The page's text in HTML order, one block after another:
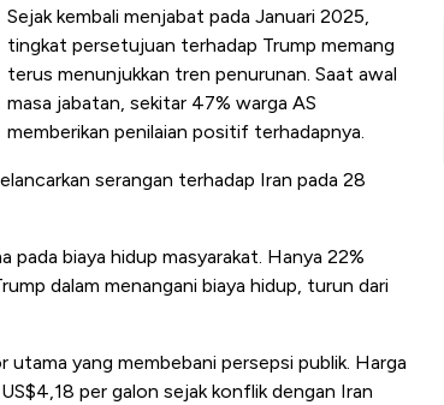
Sejak kembali menjabat pada Januari 2025,
tingkat persetujuan terhadap Trump memang
terus menunjukkan tren penurunan. Saat awal
masa jabatan, sekitar 47% warga AS
memberikan penilaian positif terhadapnya.
serangan terhadap Iran pada 28
pada biaya hidup masyarakat. Hanya 22%
dalam menangani biaya hidup, turun dari
yang membebani persepsi publik. Harga
per galon sejak konflik dengan Iran
Dihadang Inflasi Amerika, Sanggupkah